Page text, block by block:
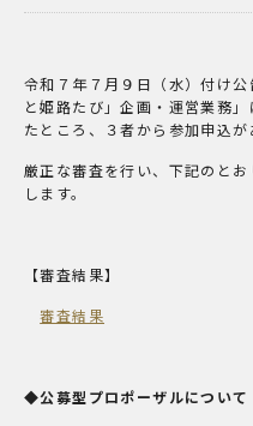
令和７年７月９日（水）付け
と姫路たび」企画・運営業務
たところ、３者から参加申込が
厳正な審査を行い、下記のと
します。
【審査結果】
審査結果
◆公募型プロポーザルについて